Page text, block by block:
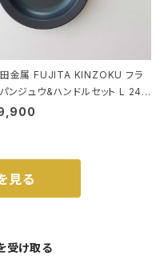
金属 FUJITA KINZOKU フラ
ンジュウ&ハンドルセット L 24c
ス火・IH対応 鉄フライパン ウォ
見る
受け取る